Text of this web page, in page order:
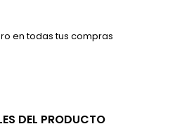
en todas tus compras
DEL PRODUCTO